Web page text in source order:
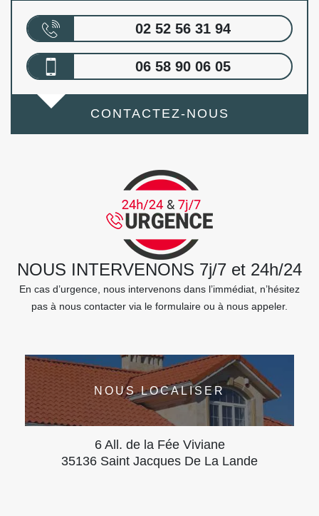
02 52 56 31 94
06 58 90 06 05
CONTACTEZ-NOUS
NOUS INTERVENONS 7j/7 et 24h/24
En cas d’urgence, nous intervenons dans l’immédiat, n’hésitez
pas à nous contacter via le formulaire ou à nous appeler.
NOUS LOCALISER
6 All. de la Fée Viviane
35136 Saint Jacques De La Lande